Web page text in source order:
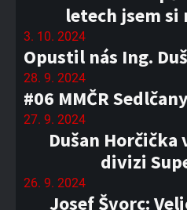
letech jsem
3. 10. 2024
Opustil nás Ing.
28. 9. 2024
#06 MMČR
27. 9. 2024
Dušan Horčička
divizi
26. 9. 2024
Josef Švorc: